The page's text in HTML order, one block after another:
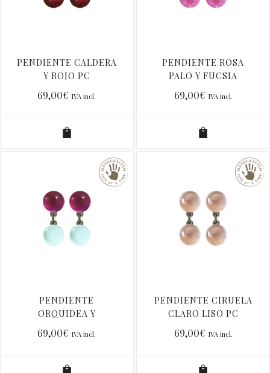
PENDIENTE CALDERA
Y ROJO PC
69,00€ IVA incl.
PENDIENTE ROSA
PALO Y FUCSIA
CLARO PC
69,00€ IVA incl.
PENDIENTE
ORQUIDEA Y
69,00€ IVA incl.
PENDIENTE CIRUELA
CLARO LISO PC
69,00€ IVA incl.